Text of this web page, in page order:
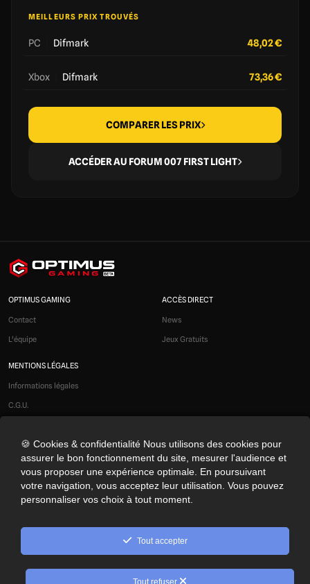
MEILLEURS PRIX TROUVÉS
PC Difmark 48,02 €
Xbox Difmark 73,36 €
COMPARER LES PRIX
ACCÉDER AU FORUM 007 FIRST LIGHT
OPTIMUS GAMING
Contact
L'équipe
ACCÈS DIRECT
News
Jeux Gratuits
MENTIONS LÉGALES
Informations légales
C.G.U.
Modération
Confidentialité
Cookies
Préférences cookies
NOS RÉSEAUX SOCIAUX
© 2026 Optimus Gaming. Tous droits réservés.
🍪 Cookies & confidentialité Nous utilisons des cookies pour
assurer le bon fonctionnement du site, mesurer l'audience et
vous proposer une expérience optimale. En poursuivant
votre navigation, vous acceptez leur utilisation. Vous pouvez
personnaliser vos choix à tout moment.
Tout accepter
Tout refuser